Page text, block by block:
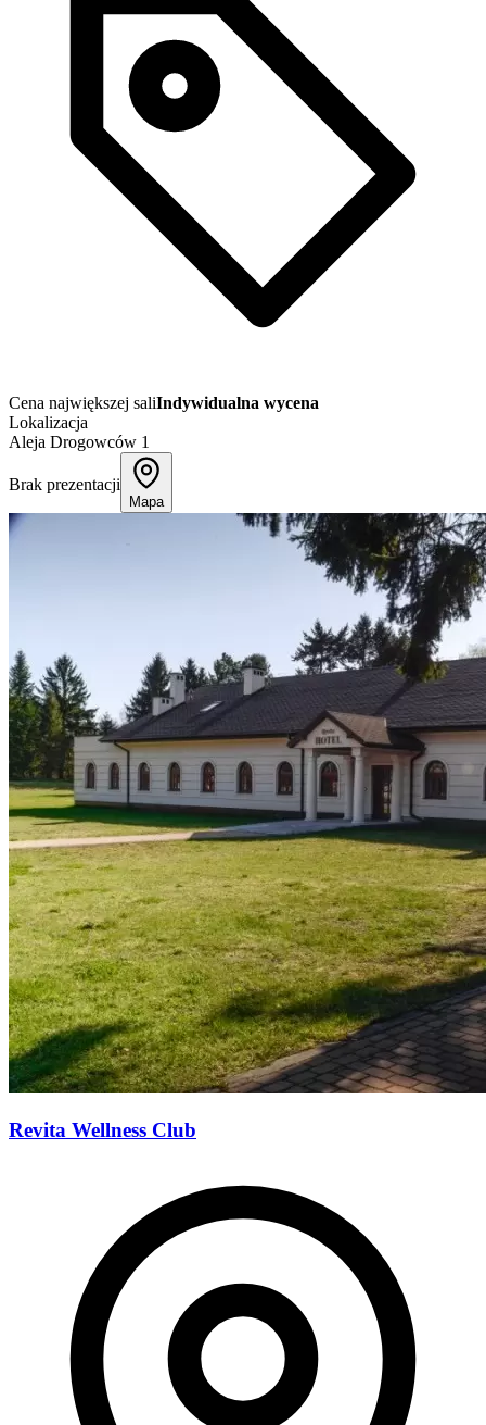
Cena największej saliIndywidualna wycena
Lokalizacja
Aleja Drogowców 1
Brak prezentacji
Mapa
Revita Wellness Club